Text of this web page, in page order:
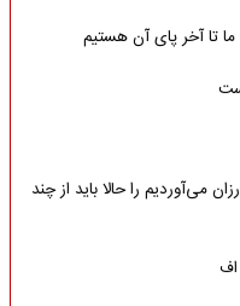
تا آخر پای آن هستیم
می‌آوردیم را حالا باید از چند
اف